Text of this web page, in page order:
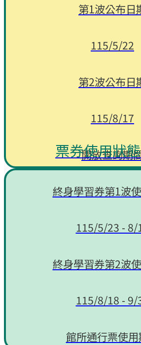
第1波公布日
115/5/22
第2波公布日
115/8/17
開放查詢期
115/5/22 -
票券使用狀
終身學習券第1波
115/5/23 - 8/
終身學習券第2波
115/8/18 - 9/
館所通行票使